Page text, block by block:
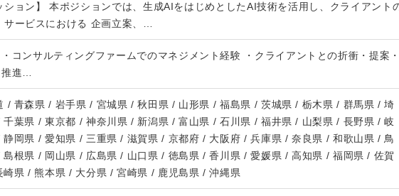
ション】 本ポジションでは、生成AIをはじめとしたAI技術を活用し、クライアント
サービスにおける 企画立案、…
・コンサルティングファームでのマネジメント経験 ・クライアントとの折衝・提案
推進…
/ 青森県 / 岩手県 / 宮城県 / 秋田県 / 山形県 / 福島県 / 茨城県 / 栃木県 / 群馬県 / 埼
千葉県 / 東京都 / 神奈川県 / 新潟県 / 富山県 / 石川県 / 福井県 / 山梨県 / 長野県 / 岐
静岡県 / 愛知県 / 三重県 / 滋賀県 / 京都府 / 大阪府 / 兵庫県 / 奈良県 / 和歌山県 / 鳥
島根県 / 岡山県 / 広島県 / 山口県 / 徳島県 / 香川県 / 愛媛県 / 高知県 / 福岡県 / 佐賀
崎県 / 熊本県 / 大分県 / 宮崎県 / 鹿児島県 / 沖縄県